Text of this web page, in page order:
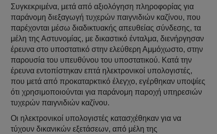
Συγκεκριμένα, μετά από αξιολόγηση πληροφορίας για
παράνομη διεξαγωγή τυχερών παιγνιδιών καζίνου, που
παρέχονται μέσω διαδικτυακής απευθείας σύνδεσης, τα
μέλη της Αστυνομίας, με δικαστικό ένταλμα, διενήργησαν
έρευνα στο υποστατικό στην ελεύθερη Αμμόχωστο, στην
παρουσία του υπευθύνου του υποστατικού. Κατά την
έρευνα εντοπίστηκαν επτά ηλεκτρονικοί υπολογιστές,
που μετά από προκαταρκτικό έλεγχο, εγέρθηκαν υποψίες
ότι χρησιμοποιούνται για παράνομη παροχή υπηρεσιών
τυχερών παιγνιδιών καζίνου.
Οι ηλεκτρονικοί υπολογιστές κατασχέθηκαν για να
τύχουν δικανικών εξετάσεων, από μέλη της